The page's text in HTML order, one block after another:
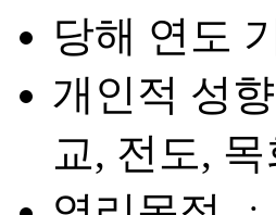
당해 연도
개인적 성
교, 전도,